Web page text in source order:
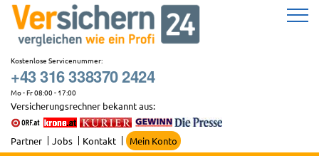
Zum
Inhalt
springen
Kostenlose Servicenummer:
+43 316 338370 2424
Mo - Fr 08:00 - 17:00
Versicherungsrechner bekannt aus:
Partner Jobs Kontakt Mein Konto